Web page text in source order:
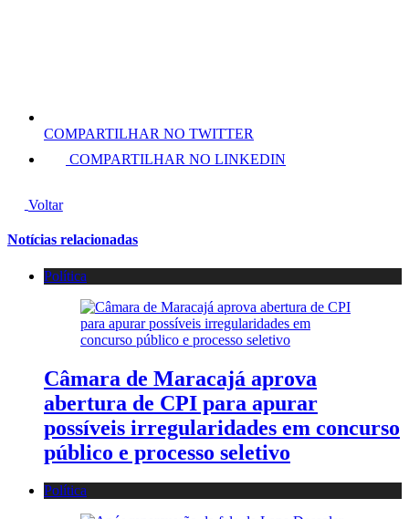
COMPARTILHAR NO TWITTER
COMPARTILHAR NO LINKEDIN
Voltar
Notícias relacionadas
Política
Câmara de Maracajá aprova
abertura de CPI para apurar
possíveis irregularidades em concurso
público e processo seletivo
Política